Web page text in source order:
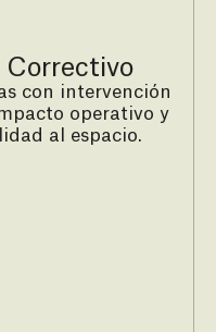
con intervención
operativo y
al espacio.